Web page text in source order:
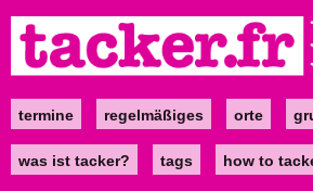
zum
Inhalt
Maintermine regelmäßiges orte
was ist tacker? tags how to